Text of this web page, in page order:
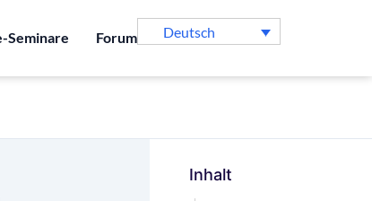
Seminare Forum Deutsch
Inhalt